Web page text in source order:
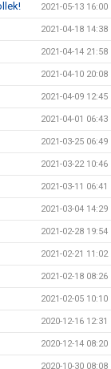
2021-05-13 16:00
2021-04-18 14:38
2021-04-14 21:58
2021-04-10 20:08
2021-04-09 12:45
2021-04-01 06:43
2021-03-25 06:49
2021-03-22 10:46
2021-03-11 06:41
2021-03-04 14:29
2021-02-28 19:54
2021-02-21 11:02
2021-02-18 08:26
2021-02-05 10:10
2020-12-16 12:31
2020-12-14 08:20
2020-10-30 08:08